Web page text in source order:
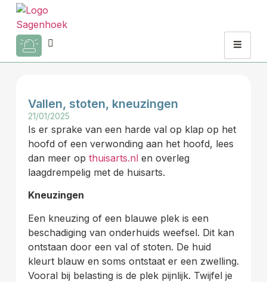
Vallen, stoten, kneuzingen
21/01/2025
Is er sprake van een harde val op klap op het
hoofd of een verwonding aan het hoofd, lees
dan meer op thuisarts.nlen overleg
laagdrempelig met de huisarts.
Kneuzingen
Een kneuzing of een blauwe plek is een
beschadiging van onderhuids weefsel. Dit kan
ontstaan door een val of stoten. De huid
kleurt blauw en soms ontstaat er een zwelling.
Vooral bij belasting is de plek pijnlijk. Twijfel je